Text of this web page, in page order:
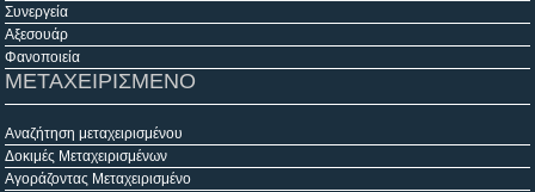
Συνεργεία
Αξεσουάρ
Φανοποιεία
ΜΕΤΑΧΕΙΡΙΣΜΕΝΟ
Αναζήτηση μεταχειρισμένου
Δοκιμές Μεταχειρισμένων
Αγοράζοντας Μεταχειρισμένο